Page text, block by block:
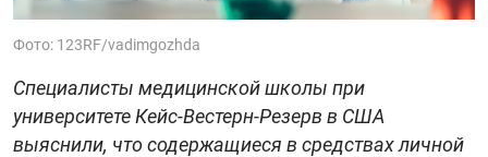
Фото: 123RF/vadimgozhda
Специалисты медицинской школы при
университете Кейс-Вестерн-Резерв в США
выяснили, что содержащиеся в средствах личной